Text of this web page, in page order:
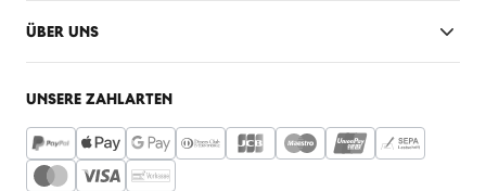
ÜBER UNS
UNSERE ZAHLARTEN